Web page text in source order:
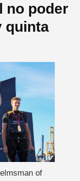
no poder
quinta
of